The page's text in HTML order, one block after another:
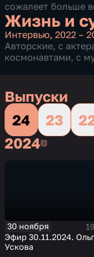
сожалеет больше
Жизнь и
Интервью,2022 –
Авторские, с
космонавтами, с
звездами
3 сезона, 470
Выпуски
24
23
20242024
30 ноября
Эфир 30.11.2024.
Ускова